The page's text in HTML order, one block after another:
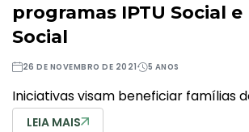
programas IPTU Social e
Social
26 DE NOVEMBRO DE 2021 5 ANOS
Iniciativas visam beneficiar famílias
LEIA MAIS